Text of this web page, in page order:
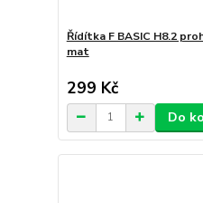
Řídítka F BASIC H8.2
mat
299 Kč
Do